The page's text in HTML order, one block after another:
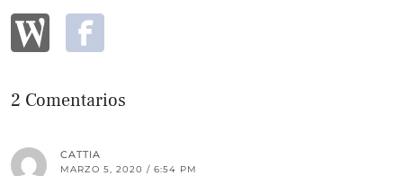
2 Comentarios
CATTIA
MARZO 5, 2020 / 6:54 PM